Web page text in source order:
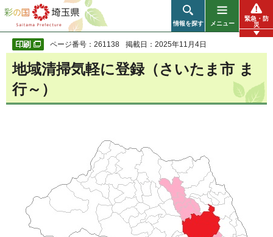
彩の国 埼玉県
情報を探す メニュー
緊急・防
災
ページ番号：261138 掲載日：2025年11月4日
地域清掃気軽に登録（さいたま市 ま
行～）